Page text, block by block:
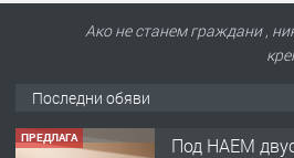
Ако не станем граждани ,
Последни обяви
ПРЕДЛАГА Под НАЕМ